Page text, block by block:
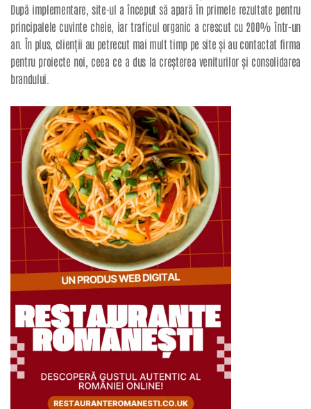
După implementare, site-ul a început să apară în primele rezultate pentru
principalele cuvinte cheie, iar traficul organic a crescut cu 200% într-un
an. În plus, clienții au petrecut mai mult timp pe site și au contactat firma
pentru proiecte noi, ceea ce a dus la creșterea veniturilor și consolidarea
brandului.